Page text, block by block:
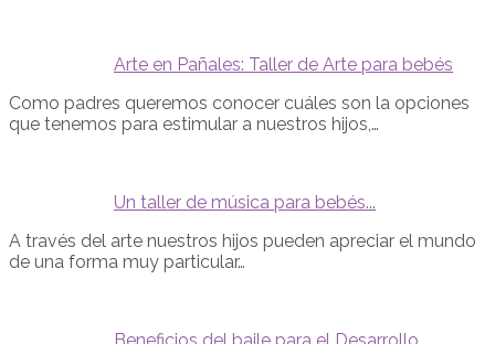
Arte en Pañales: Taller de Arte para bebés
Como padres queremos conocer cuáles son la opciones
que tenemos para estimular a nuestros hijos,…
Un taller de música para bebés...
A través del arte nuestros hijos pueden apreciar el mundo
de una forma muy particular…